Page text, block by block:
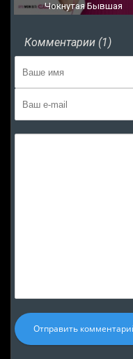
Чокнутая Бывшая
Комментарии (1)
Отправить